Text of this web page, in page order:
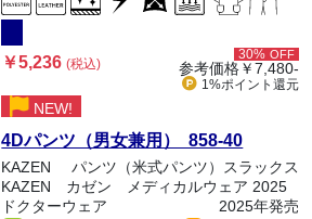
￥5,236(税込)
30% OFF
参考価格￥7,480-
1%ポイント 還元
NEW!
4Dパンツ（男女兼用） 858-40
KAZEN
パンツ（米式パンツ）スラックス
KAZEN カゼン メディカルウェア 2025
ドクターウェア
2025年発売